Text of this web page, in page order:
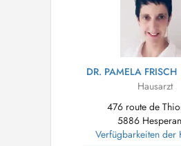
DR. PAMELA FRISCH
Hausarzt
476 route de
5886
Verfügbarkeiten der